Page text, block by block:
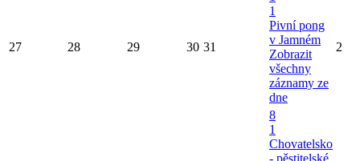
27 28 29 30 31
1
Pivní pong
v Jamném
Zobrazit
všechny
záznamy ze
dne
2
8
1
Chovatelsko